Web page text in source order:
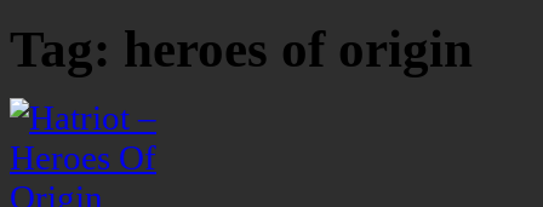
Tag: heroes of origin